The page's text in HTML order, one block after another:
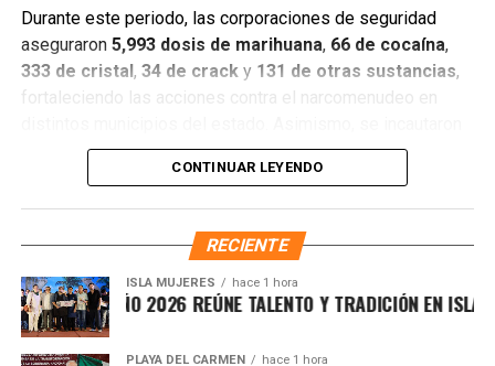
narcóticos, vehículos y cumplimentaron órdenes de
aprehensión contra personas presuntamente vinculadas
con delitos de alto impacto.
constantes, fortalecer la coordinación interinstitucional y
garantizar condiciones de seguridad, paz y bienestar para
Durante este periodo, las corporaciones de seguridad
aseguraron 5,993 dosis de marihuana, 66 de cocaína,
333 de cristal, 34 de crack y 131 de otras sustancias,
fortaleciendo las acciones contra el narcomenudeo en
seis armas cortas, una réplica,cuatro armas blancas
130 cartuchos, lo que representa un
Gracias a la coordinación tecnológica del C5 y al trabajo
operativo en campo, se recuperaron
automóviles y motocicletas. De estos,25 unidades están
vinculadas con probables delitos;
abandonadas con reporte de robo;dosrecuperadas con
CONTINUAR LEYENDO
RECIENTE
ISLA MUJERES hace 1 hora
CEVICHE ISLEÑO 2026 REÚNE TALENTO Y TRADICIÓN EN ISLA
PLAYA DEL CARMEN hace 1 hora